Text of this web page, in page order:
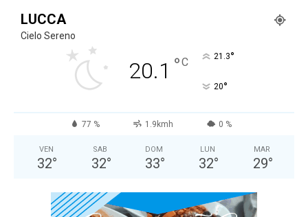
LUCCA
Cielo Sereno
20.1 °C 21.3°
20°
77 % 1.9kmh 0 %
VEN
32°
SAB
32°
DOM
33°
LUN
32°
MAR
29°